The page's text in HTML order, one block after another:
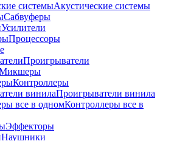
системыАкустические системы
Сабвуферы
Усилители
Процессоры
Проигрыватели
Контроллеры
винилаПроигрыватели винила
все в одномКонтроллеры все в
Эффекторы
Наушники